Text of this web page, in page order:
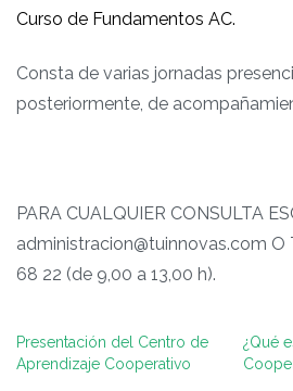
Curso de Fundamentos AC.
Consta de varias jornadas
posteriormente, de
PARA CUALQUIER CONSULTA
administracion@tuinnovas.com O
68 22 (de 9,00 a 13,00 h).
Presentación del Centro de
Aprendizaje Cooperativo
¿Qué